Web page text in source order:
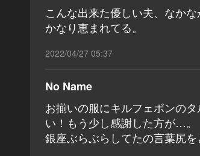
こんな出来た優しい夫、なか
かなり恵まれてる。
2022/04/27 05:37
No Name
お揃いの服にキルフェボンの
い！もう少し感謝した方が…。
銀座ぶらぶらしてたの言葉尻を